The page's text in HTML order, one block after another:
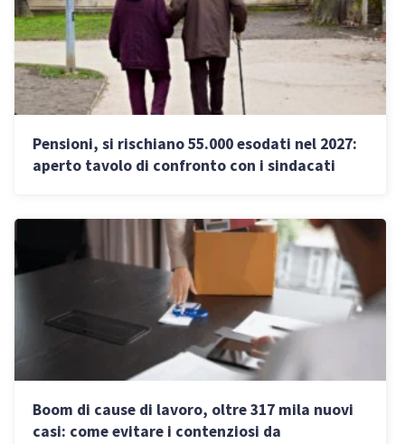
Pensioni, si rischiano 55.000 esodati nel 2027:
aperto tavolo di confronto con i sindacati
Boom di cause di lavoro, oltre 317 mila nuovi
casi: come evitare i contenziosi da